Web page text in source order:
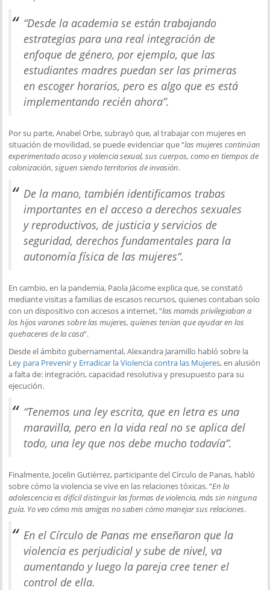
“Desde la academia se están trabajando
estrategias para una real integración de
enfoque de género, por ejemplo, que las
estudiantes madres puedan ser las primeras
en escoger horarios, pero es algo que es está
implementando recién ahora”.
Por su parte, Anabel Orbe, subrayó que, al trabajar con mujeres en
situación de movilidad, se puede evidenciar que “las mujeres continúan
experimentado acoso y violencia sexual, sus cuerpos, como en tiempos de
colonización, siguen siendo territorios de invasión.
De la mano, también identificamos trabas
importantes en el acceso a derechos sexuales
y reproductivos, de justicia y servicios de
seguridad, derechos fundamentales para la
autonomía física de las mujeres“.
En cambio, en la pandemia, Paola Jácome explica que, se constató
mediante visitas a familias de escasos recursos, quienes contaban solo
con un dispositivo con accesos a internet, “las mamás privilegiaban a
los hijos varones sobre las mujeres, quienes tenían que ayudar en los
quehaceres de la casa”.
Desde el ámbito gubernamental, Alexandra Jaramillo habló sobre la
Ley para Prevenir y Erradicar la Violencia contra las Mujeres, en alusión
a falta de: integración, capacidad resolutiva y presupuesto para su
ejecución.
“Tenemos una ley escrita, que en letra es una
maravilla, pero en la vida real no se aplica del
todo, una ley que nos debe mucho todavía“.
Finalmente, Jocelin Gutiérrez, participante del Círculo de Panas, habló
sobre cómo la violencia se vive en las relaciones tóxicas. “En la
adolescencia es difícil distinguir las formas de violencia, más sin ninguna
guía. Yo veo cómo mis amigas no saben cómo manejar sus relaciones.
En el Círculo de Panas me enseñaron que la
violencia es perjudicial y sube de nivel, va
aumentando y luego la pareja cree tener el
control de ella.